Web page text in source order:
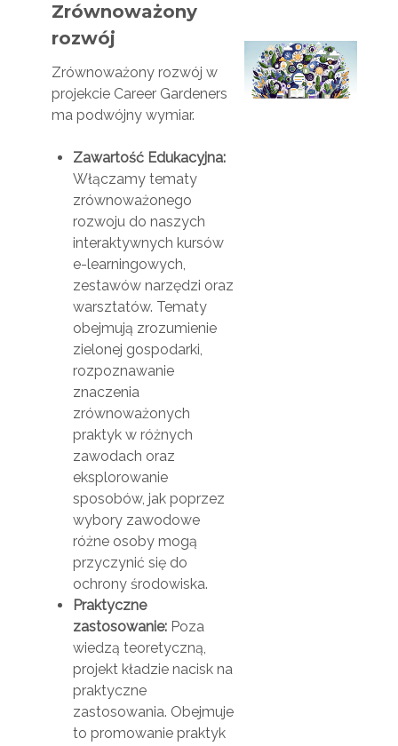
Zrównoważony
rozwój
Zrównoważony rozwój w
projekcie Career Gardeners
ma podwójny wymiar.
Zawartość Edukacyjna:
Włączamy tematy
zrównoważonego
rozwoju do naszych
interaktywnych kursów
e-learningowych,
zestawów narzędzi oraz
warsztatów. Tematy
obejmują zrozumienie
zielonej gospodarki,
rozpoznawanie
znaczenia
zrównoważonych
praktyk w różnych
zawodach oraz
eksplorowanie
sposobów, jak poprzez
wybory zawodowe
różne osoby mogą
przyczynić się do
ochrony środowiska.
Praktyczne
zastosowanie: Poza
wiedzą teoretyczną,
projekt kładzie nacisk na
praktyczne
zastosowania. Obejmuje
to promowanie praktyk